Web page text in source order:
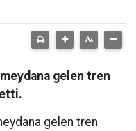
gelen tren
gelen tren